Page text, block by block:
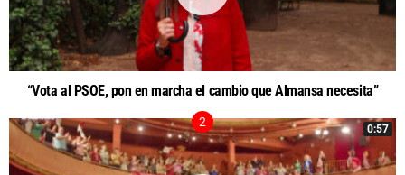
“Vota al PSOE, pon en marcha el cambio que Almansa necesita”
0:57